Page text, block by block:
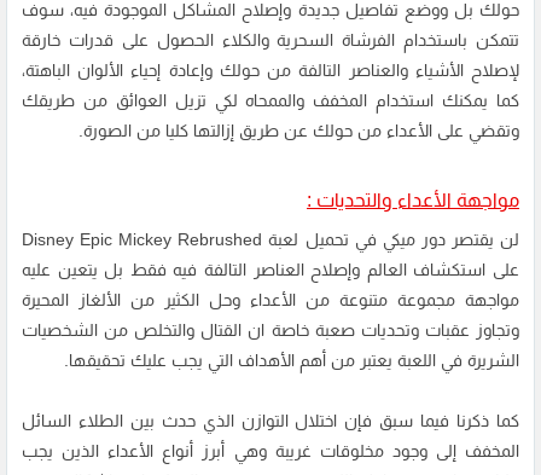
حولك بل ووضع تفاصيل جديدة وإصلاح المشاكل الموجودة فيه، سوف
تتمكن باستخدام الفرشاة السحرية والكلاء الحصول على قدرات خارقة
لإصلاح الأشياء والعناصر التالفة من حولك وإعادة إحياء الألوان الباهتة،
كما يمكنك استخدام المخفف والممحاه لكي تزيل العوائق من طريقك
وتقضي على الأعداء من حولك عن طريق إزالتها كليا من الصورة.
مواجهة الأعداء والتحديات :
لن يقتصر دور ميكي في تحميل لعبة Disney Epic Mickey Rebrushed
على استكشاف العالم وإصلاح العناصر التالفة فيه فقط بل يتعين عليه
مواجهة مجموعة متنوعة من الأعداء وحل الكثير من الألغاز المحيرة
وتجاوز عقبات وتحديات صعبة خاصة ان القتال والتخلص من الشخصيات
الشريرة في اللعبة يعتبر من أهم الأهداف التي يجب عليك تحقيقها.
كما ذكرنا فيما سبق فإن اختلال التوازن الذي حدث بين الطلاء السائل
المخفف إلى وجود مخلوقات غريبة وهي أبرز أنواع الأعداء الذين يجب